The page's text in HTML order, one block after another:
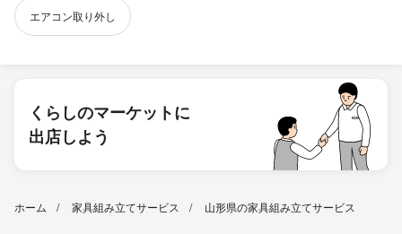
エアコン取り外し
くらしのマーケットに
出店しよう
ホーム 家具組み立てサービス 山形県の家具組み立てサービス